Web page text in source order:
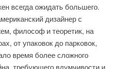
всегда ожидать большего.
дизайнер с
философ и теоретик, на
от упаковок до парковок,
время более сложного
требующего вдумчивости и